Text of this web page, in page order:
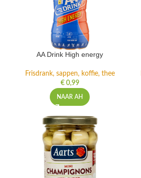
AA Drink High energy
Frisdrank, sappen, koffie, thee
€0,99
NAAR AH